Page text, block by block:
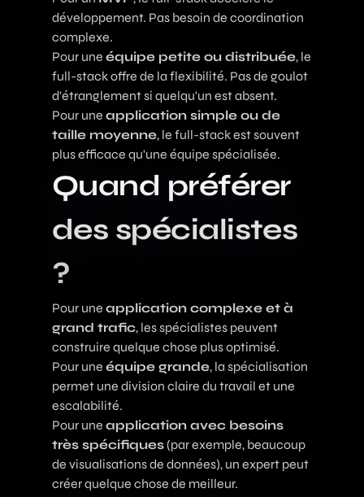
développement. Pas besoin de coordination
complexe.
Pour une équipe petite ou distribuée, le
full-stack offre de la flexibilité. Pas de goulot
d'étranglement si quelqu'un est absent.
Pour une application simple ou de
taille moyenne, le full-stack est souvent
plus efficace qu'une équipe spécialisée.
Quand préférer
des spécialistes
?
Pour une application complexe et à
grand trafic, les spécialistes peuvent
construire quelque chose plus optimisé.
Pour une équipe grande, la spécialisation
permet une division claire du travail et une
escalabilité.
Pour une application avec besoins
très spécifiques(par exemple, beaucoup
de visualisations de données), un expert peut
créer quelque chose de meilleur.